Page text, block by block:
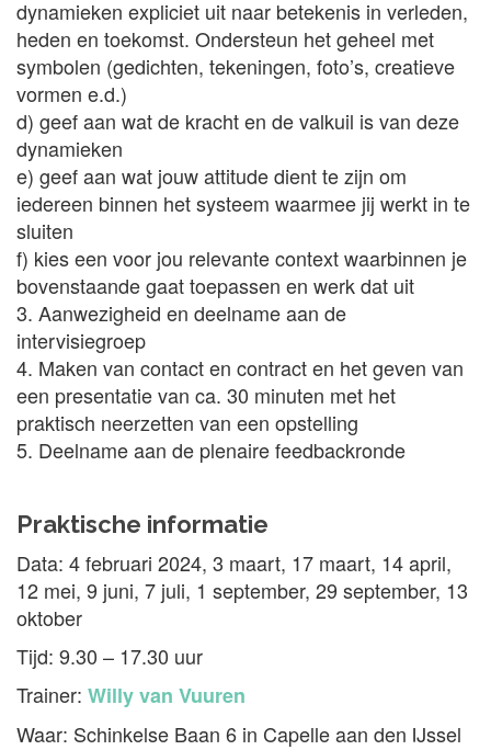
dynamieken expliciet uit naar betekenis in verleden,
heden en toekomst. Ondersteun het geheel met
symbolen (gedichten, tekeningen, foto’s, creatieve
vormen e.d.)
d) geef aan wat de kracht en de valkuil is van deze
dynamieken
e) geef aan wat jouw attitude dient te zijn om
iedereen binnen het systeem waarmee jij werkt in te
sluiten
f) kies een voor jou relevante context waarbinnen je
bovenstaande gaat toepassen en werk dat uit
3. Aanwezigheid en deelname aan de
intervisiegroep
4. Maken van contact en contract en het geven van
een presentatie van ca. 30 minuten met het
praktisch neerzetten van een opstelling
5. Deelname aan de plenaire feedbackronde
Praktische informatie
Data: 4 februari 2024, 3 maart, 17 maart, 14 april,
12 mei, 9 juni, 7 juli, 1 september, 29 september, 13
oktober
Tijd: 9.30 – 17.30 uur
Trainer: Willy van Vuuren
Waar: Schinkelse Baan 6 in Capelle aan den IJssel